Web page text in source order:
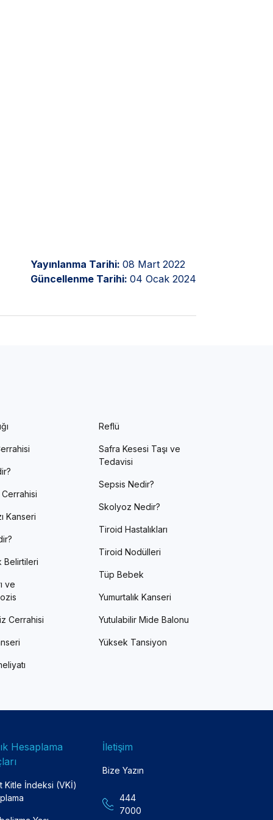
Yayınlanma Tarihi: 08 Mart 2022
Güncellenme Tarihi: 04 Ocak 2024
Kanseri
Belirtileri
ve
Cerrahisi
Reflü
Safra Kesesi Taşı ve
Tedavisi
Sepsis Nedir?
Skolyoz Nedir?
Tiroid Hastalıkları
Tiroid Nodülleri
Tüp Bebek
Yumurtalık Kanseri
Yutulabilir Mide Balonu
Yüksek Tansiyon
Hesaplama
Kitle İndeksi (VKİ)
İletişim
Bize Yazın
444
7000